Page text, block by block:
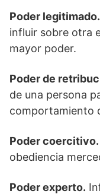
Poder legitimado.
influir sobre otra
mayor poder.
Poder de
de una persona
comportamiento
Poder coercitivo.
obediencia
Poder experto.